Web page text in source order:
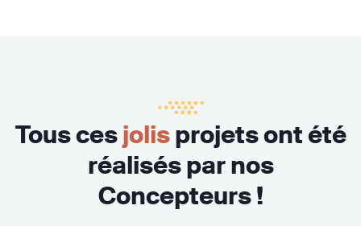
Tous cesjolisprojets ont été
réalisés par nos
Concepteurs !